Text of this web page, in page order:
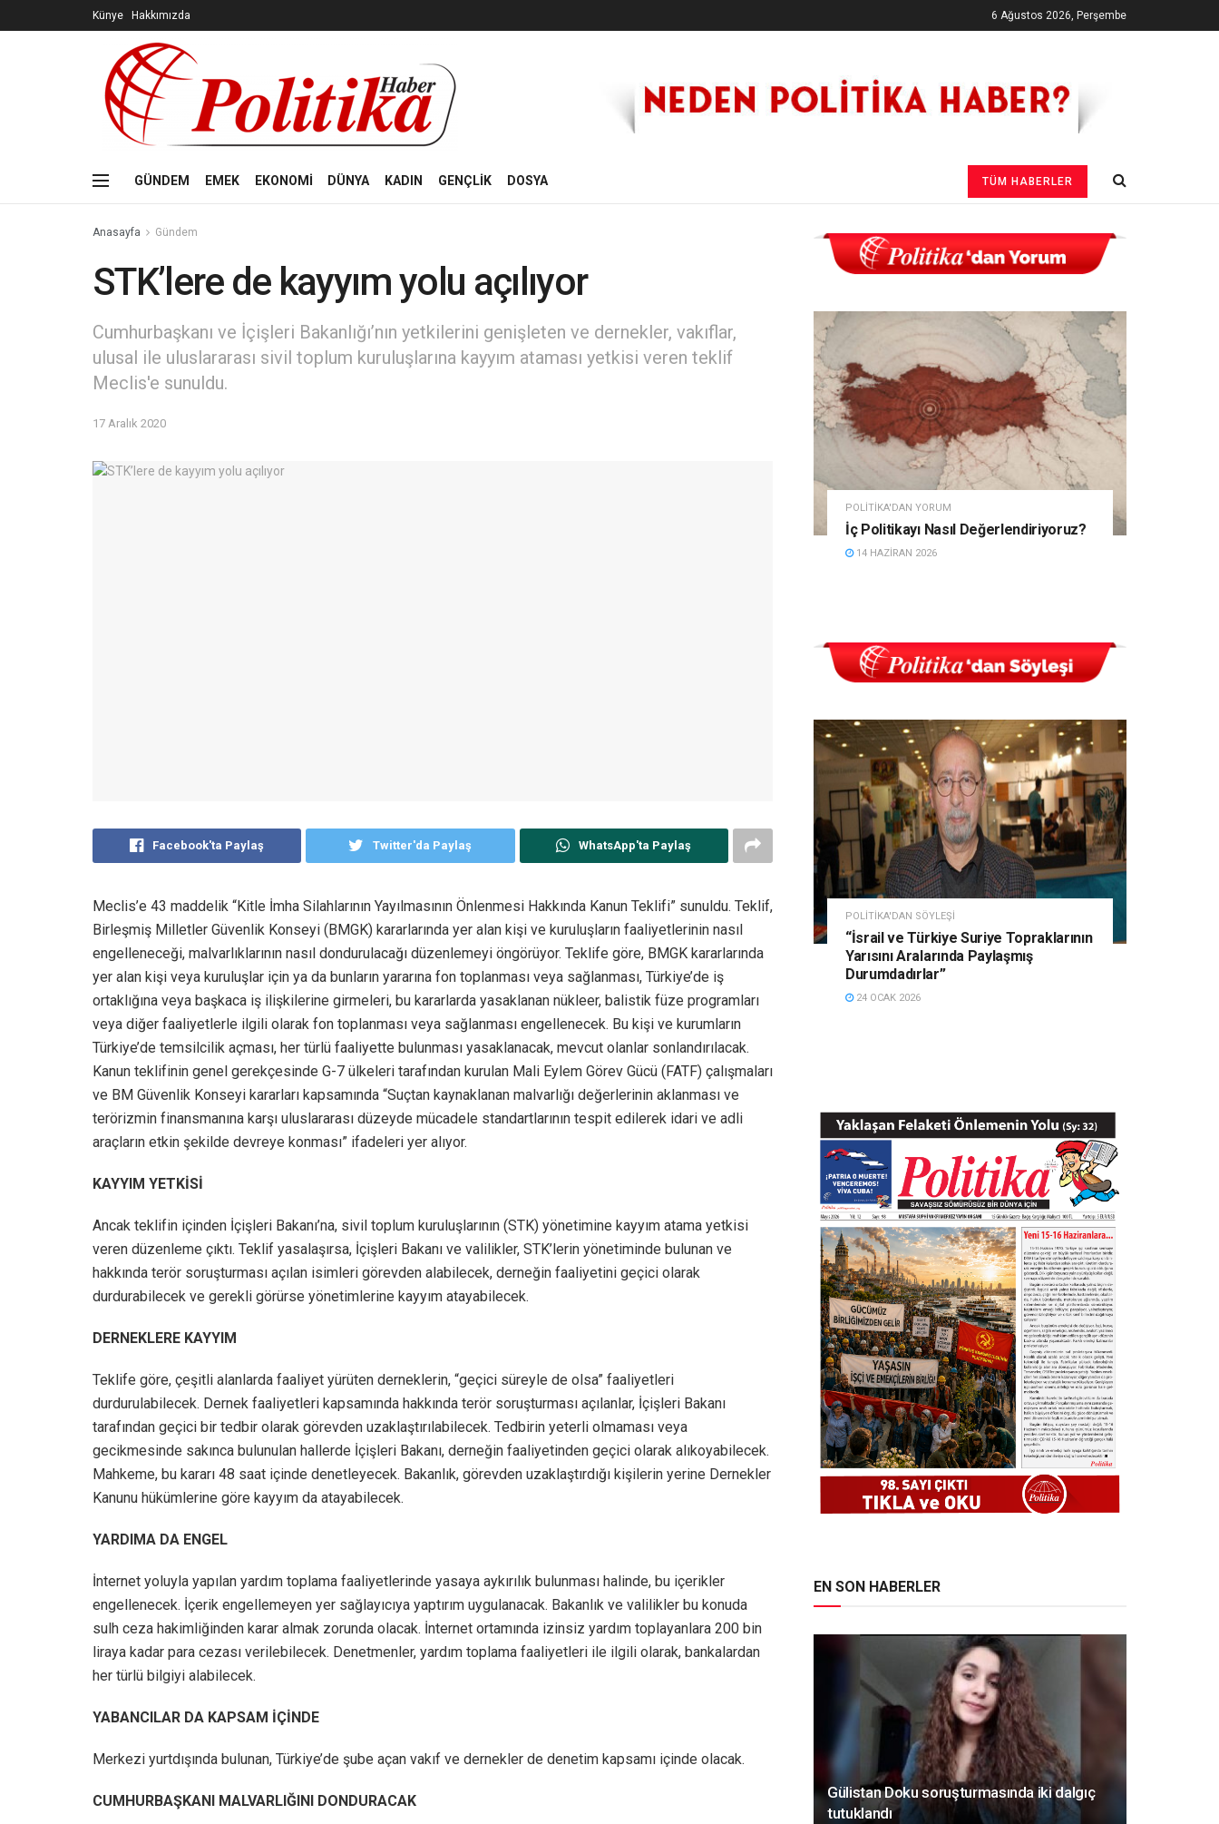
Künye Hakkımızda 6 Ağustos 2026, Perşembe
GÜNDEM EMEK EKONOMİ DÜNYA KADIN GENÇLİK DOSYA TÜM HABERLER
Anasayfa Gündem
STK’lere de kayyım yolu açılıyor
Cumhurbaşkanı ve İçişleri Bakanlığı’nın yetkilerini genişleten ve dernekler, vakıflar,
ulusal ile uluslararası sivil toplum kuruluşlarına kayyım ataması yetkisi veren teklif
Meclis'e sunuldu.
17 Aralık 2020
Facebook'ta Paylaş Twitter'da Paylaş WhatsApp'ta Paylaş
Meclis’e 43 maddelik “Kitle İmha Silahlarının Yayılmasının Önlenmesi Hakkında Kanun Teklifi” sunuldu. Teklif,
Birleşmiş Milletler Güvenlik Konseyi (BMGK) kararlarında yer alan kişi ve kuruluşların faaliyetlerinin nasıl
engelleneceği, malvarlıklarının nasıl dondurulacağı düzenlemeyi öngörüyor. Teklife göre, BMGK kararlarında
yer alan kişi veya kuruluşlar için ya da bunların yararına fon toplanması veya sağlanması, Türkiye’de iş
ortaklığına veya başkaca iş ilişkilerine girmeleri, bu kararlarda yasaklanan nükleer, balistik füze programları
veya diğer faaliyetlerle ilgili olarak fon toplanması veya sağlanması engellenecek. Bu kişi ve kurumların
Türkiye’de temsilcilik açması, her türlü faaliyette bulunması yasaklanacak, mevcut olanlar sonlandırılacak.
Kanun teklifinin genel gerekçesinde G-7 ülkeleri tarafından kurulan Mali Eylem Görev Gücü (FATF) çalışmaları
ve BM Güvenlik Konseyi kararları kapsamında “Suçtan kaynaklanan malvarlığı değerlerinin aklanması ve
terörizmin finansmanına karşı uluslararası düzeyde mücadele standartlarının tespit edilerek idari ve adli
araçların etkin şekilde devreye konması” ifadeleri yer alıyor.
KAYYIM YETKİSİ
Ancak teklifin içinden İçişleri Bakanı’na, sivil toplum kuruluşlarının (STK) yönetimine kayyım atama yetkisi
veren düzenleme çıktı. Teklif yasalaşırsa, İçişleri Bakanı ve valilikler, STK’lerin yönetiminde bulunan ve
hakkında terör soruşturması açılan isimleri görevden alabilecek, derneğin faaliyetini geçici olarak
durdurabilecek ve gerekli görürse yönetimlerine kayyım atayabilecek.
DERNEKLERE KAYYIM
Teklife göre, çeşitli alanlarda faaliyet yürüten derneklerin, “geçici süreyle de olsa” faaliyetleri
durdurulabilecek. Dernek faaliyetleri kapsamında hakkında terör soruşturması açılanlar, İçişleri Bakanı
tarafından geçici bir tedbir olarak görevden uzaklaştırılabilecek. Tedbirin yeterli olmaması veya
gecikmesinde sakınca bulunulan hallerde İçişleri Bakanı, derneğin faaliyetinden geçici olarak alıkoyabilecek.
Mahkeme, bu kararı 48 saat içinde denetleyecek. Bakanlık, görevden uzaklaştırdığı kişilerin yerine Dernekler
Kanunu hükümlerine göre kayyım da atayabilecek.
YARDIMA DA ENGEL
İnternet yoluyla yapılan yardım toplama faaliyetlerinde yasaya aykırılık bulunması halinde, bu içerikler
engellenecek. İçerik engellemeyen yer sağlayıcıya yaptırım uygulanacak. Bakanlık ve valilikler bu konuda
sulh ceza hakimliğinden karar almak zorunda olacak. İnternet ortamında izinsiz yardım toplayanlara 200 bin
liraya kadar para cezası verilebilecek. Denetmenler, yardım toplama faaliyetleri ile ilgili olarak, bankalardan
her türlü bilgiyi alabilecek.
YABANCILAR DA KAPSAM İÇİNDE
Merkezi yurtdışında bulunan, Türkiye’de şube açan vakıf ve dernekler de denetim kapsamı içinde olacak.
CUMHURBAŞKANI MALVARLIĞINI DONDURACAK
POLITIKA'DAN YORUM
İç Politikayı Nasıl Değerlendiriyoruz?
14 HAZIRAN 2026
POLITIKA'DAN SÖYLEŞI
“İsrail ve Türkiye Suriye Topraklarının
Yarısını Aralarında Paylaşmış
Durumdadırlar”
24 OCAK 2026
EN SON HABERLER
Gülistan Doku soruşturmasında iki dalgıç
tutuklandı